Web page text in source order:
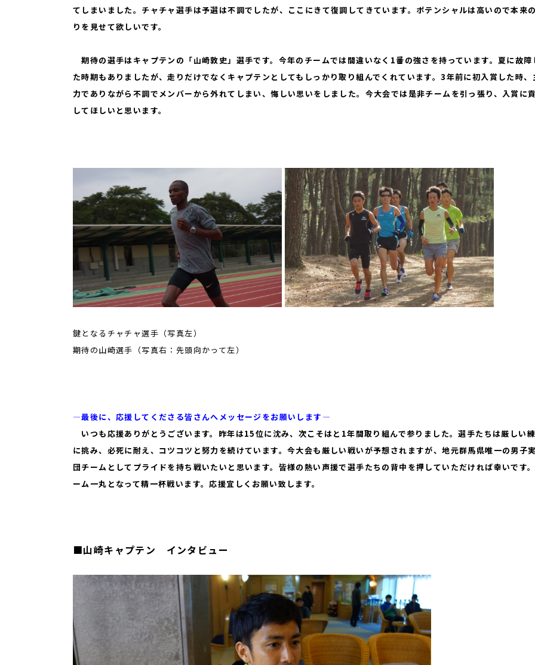
てしまいました。チャチャ選手は予選は不調でしたが、ここにきて復調してきています。ポテンシャルは高いので本来
りを見せて欲しいです。
期待の選手はキャプテンの「山崎敦史」選手です。今年のチームでは間違いなく1番の強さを持っています。夏に故障
た時期もありましたが、走りだけでなくキャプテンとしてもしっかり取り組んでくれています。3年前に初入賞した時、
力でありながら不調でメンバーから外れてしまい、悔しい思いをしました。今大会では是非チームを引っ張り、入賞に
してほしいと思います。
鍵となるチャチャ選手（写真左）
期待の山崎選手（写真右：先頭向かって左）
―最後に、応援してくださる皆さんへメッセージをお願いします―
いつも応援ありがとうございます。昨年は15位に沈み、次こそはと1年間取り組んで参りました。選手たちは厳しい
に挑み、必死に耐え、コツコツと努力を続けています。今大会も厳しい戦いが予想されますが、地元群馬県唯一の男子
団チームとしてプライドを持ち戦いたいと思います。皆様の熱い声援で選手たちの背中を押していただければ幸いです
ーム一丸となって精一杯戦います。応援宜しくお願い致します。
■山崎キャプテン インタビュー